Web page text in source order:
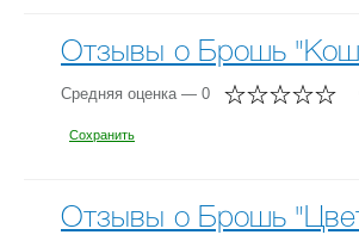
Отзывы о Брошь
Средняя оценка — 0
Сохранить
Отзывы о Брошь